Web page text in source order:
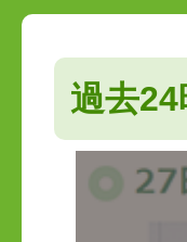
過去